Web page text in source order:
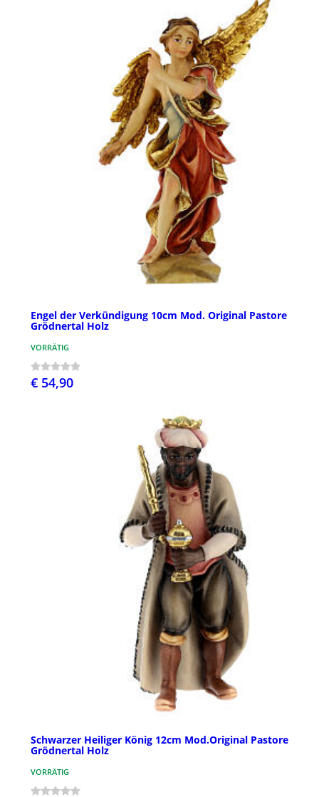
Engel der Verkündigung 10cm Mod. Original Pastore
Grödnertal Holz
VORRÄTIG
€ 54,90
Schwarzer Heiliger König 12cm Mod.Original Pastore
Grödnertal Holz
VORRÄTIG